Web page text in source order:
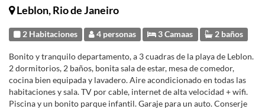
Leblon, Rio de Janeiro
2 Habitaciones 4 personas 3 Camaas 2 baños
Bonito y tranquilo departamento, a 3 cuadras de la playa de Leblon.
2 dormitorios, 2 baños, bonita sala de estar, mesa de comedor,
cocina bien equipada y lavadero. Aire acondicionado en todas las
habitaciones y sala. TV por cable, internet de alta velocidad + wifi.
Piscina y un bonito parque infantil. Garaje para un auto. Conserje